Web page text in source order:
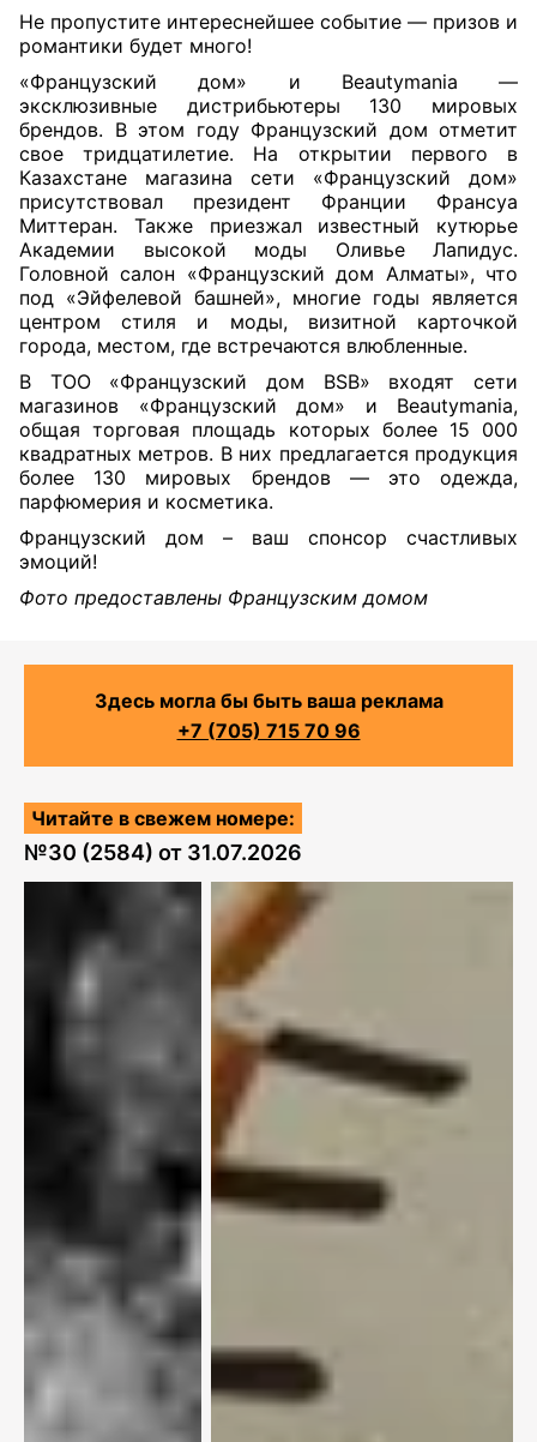
Не пропустите интереснейшее событие — призов и
романтики будет много!
«Французский дом» и Beautymania —
эксклюзивные дистрибьютеры 130 мировых
брендов. В этом году Французский дом отметит
свое тридцатилетие. На открытии первого в
Казахстане магазина сети «Французский дом»
присутствовал президент Франции Франсуа
Миттеран. Также приезжал известный кутюрье
Академии высокой моды Оливье Лапидус.
Головной салон «Французский дом Алматы», что
под «Эйфелевой башней», многие годы является
центром стиля и моды, визитной карточкой
города, местом, где встречаются влюбленные.
В ТОО «Французский дом BSB» входят сети
магазинов «Французский дом» и Beautymania,
общая торговая площадь которых более 15 000
квадратных метров. В них предлагается продукция
более 130 мировых брендов — это одежда,
парфюмерия и косметика.
Французский дом – ваш спонсор счастливых
эмоций!
Фото предоставлены Французским домом
Здесь могла бы быть ваша реклама
+7 (705) 715 70 96
Читайте в свежем номере:
№30 (2584) от 31.07.2026